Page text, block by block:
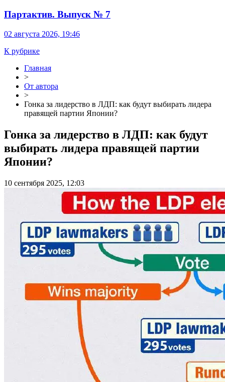
Партактив. Выпуск № 7
02 августа 2026, 19:46
К рубрике
Главная
>
От автора
>
Гонка за лидерство в ЛДП: как будут выбирать лидера
правящей партии Японии?
Гонка за лидерство в ЛДП: как будут
выбирать лидера правящей партии
Японии?
10 сентября 2025, 12:03